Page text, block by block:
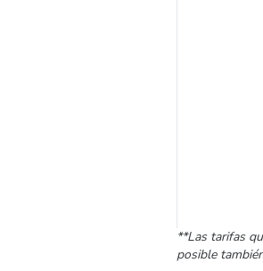
**Las tarifas
posible